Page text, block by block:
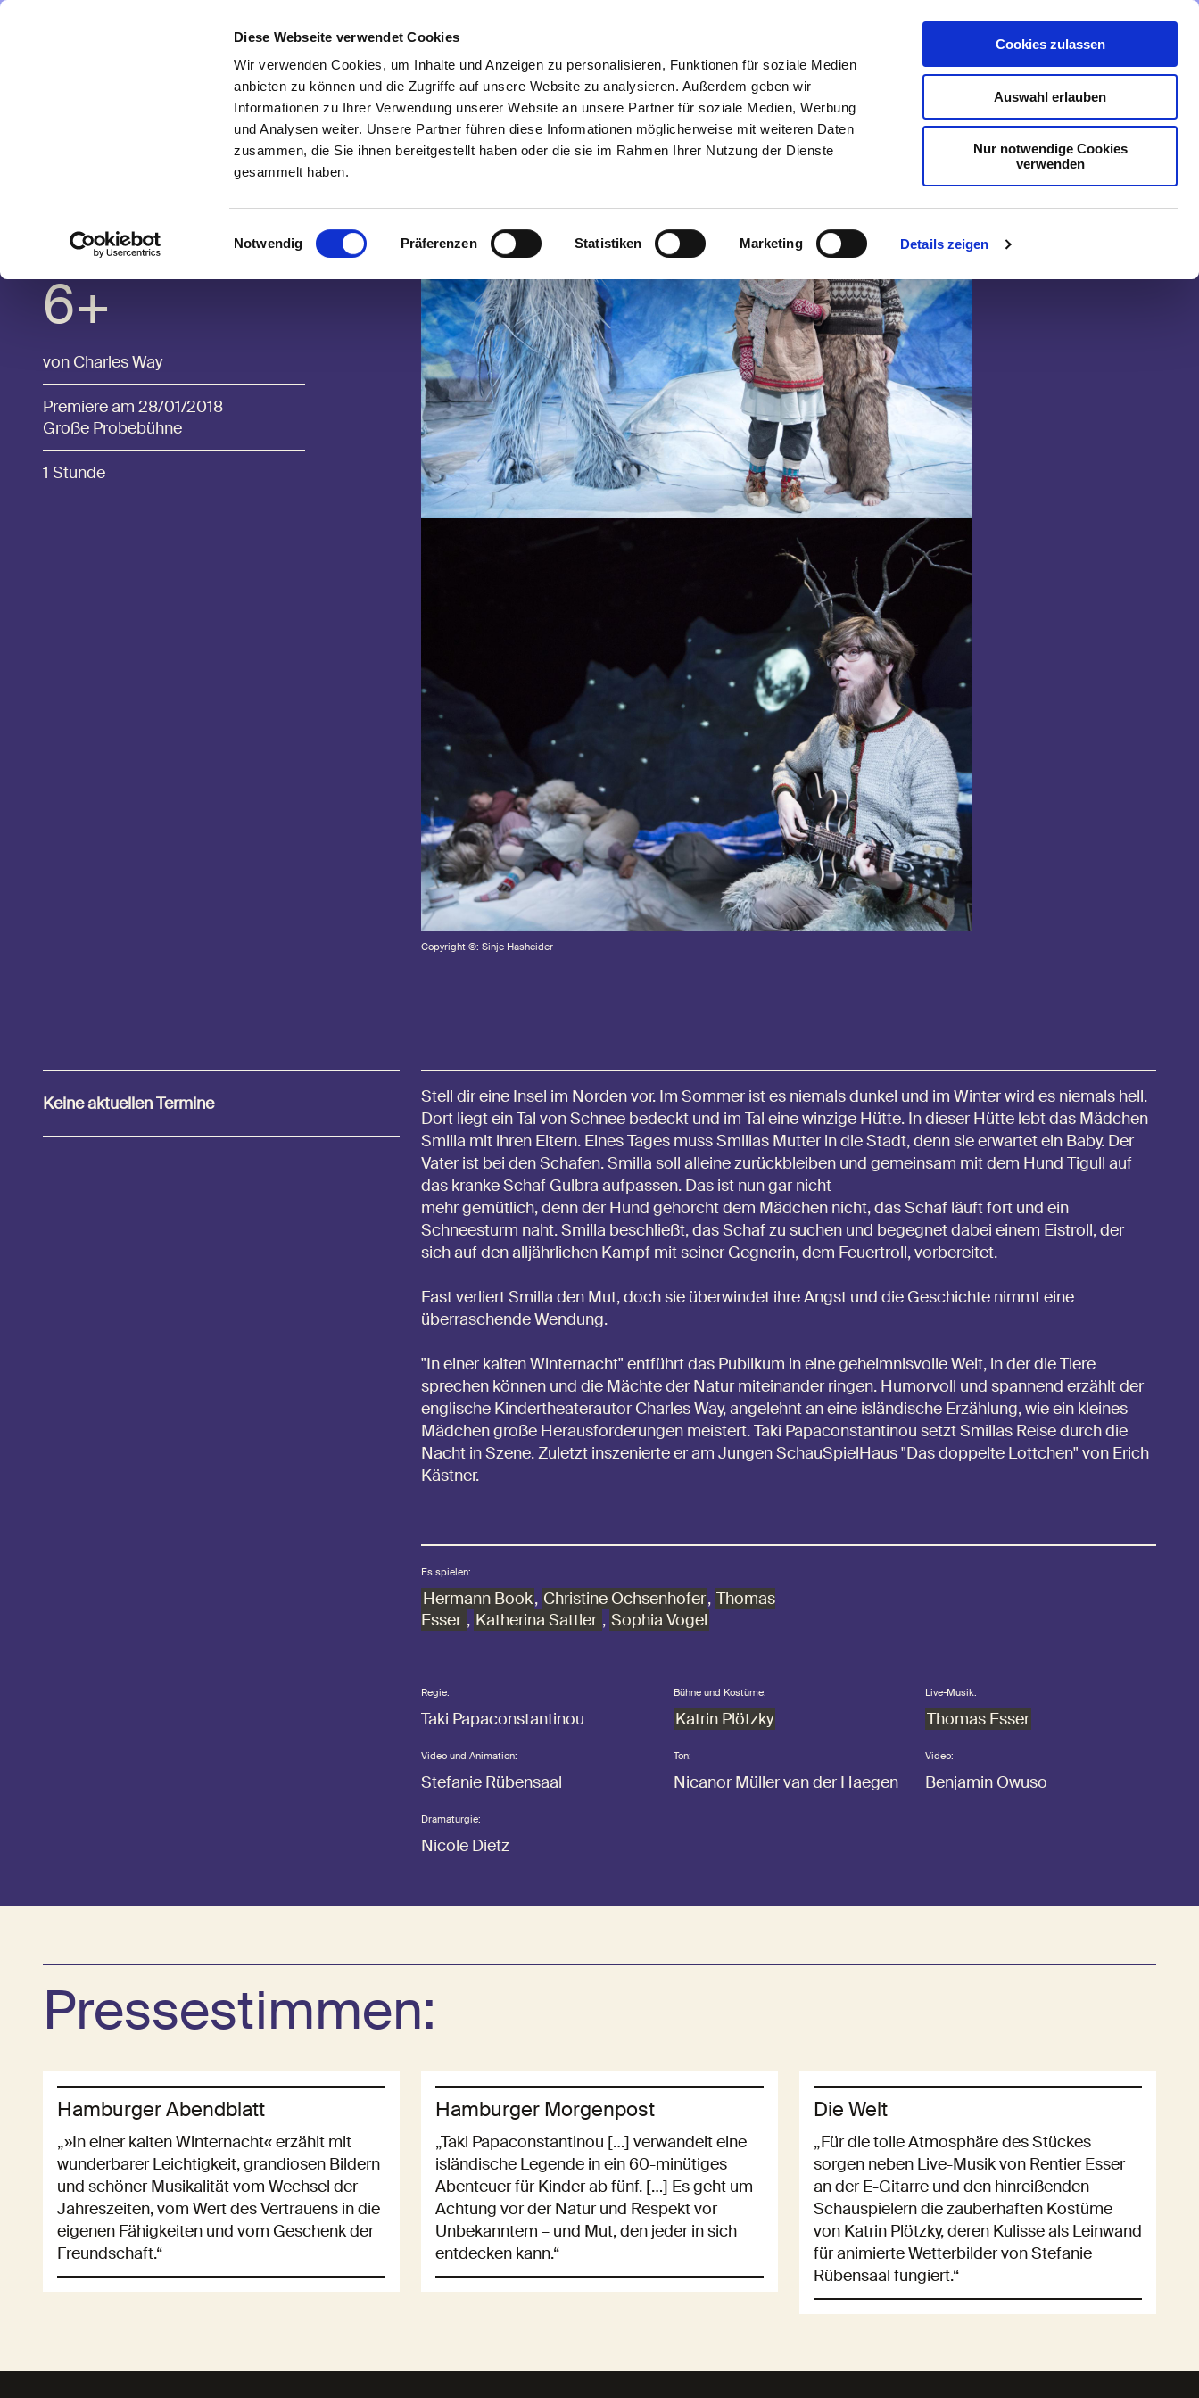
Diese Webseite verwendet Cookies
Wir verwenden Cookies, um Inhalte und Anzeigen zu personalisieren, Funktionen für soziale Medien
anbieten zu können und die Zugriffe auf unsere Website zu analysieren. Außerdem geben wir
Informationen zu Ihrer Verwendung unserer Website an unsere Partner für soziale Medien, Werbung
und Analysen weiter. Unsere Partner führen diese Informationen möglicherweise mit weiteren Daten
zusammen, die Sie ihnen bereitgestellt haben oder die sie im Rahmen Ihrer Nutzung der Dienste
gesammelt haben.
Einwilligungsauswahl
Notwendig Präferenzen Statistiken Marketing Details zeigen
Cookies zulassen
Auswahl erlauben
Nur notwendige Cookies
verwenden
Direkt zum Inhalt
Spielplan Toggle search input Suche Anmelden Anmeldung
In einer kalten
Winternacht
6+
von Charles Way
Premiere am 28/01/2018
Große Probebühne
1 Stunde
Copyright ©: Sinje Hasheider
Keine aktuellen Termine
Stell dir eine Insel im Norden vor. Im Sommer ist es niemals dunkel und im Winter wird es niemals hell.
Dort liegt ein Tal von Schnee bedeckt und im Tal eine winzige Hütte. In dieser Hütte lebt das Mädchen
Smilla mit ihren Eltern. Eines Tages muss Smillas Mutter in die Stadt, denn sie erwartet ein Baby. Der
Vater ist bei den Schafen. Smilla soll alleine zurückbleiben und gemeinsam mit dem Hund Tigull auf
das kranke Schaf Gulbra aufpassen. Das ist nun gar nicht
mehr gemütlich, denn der Hund gehorcht dem Mädchen nicht, das Schaf läuft fort und ein
Schneesturm naht. Smilla beschließt, das Schaf zu suchen und begegnet dabei einem Eistroll, der
sich auf den alljährlichen Kampf mit seiner Gegnerin, dem Feuertroll, vorbereitet.
Fast verliert Smilla den Mut, doch sie überwindet ihre Angst und die Geschichte nimmt eine
überraschende Wendung.
"In einer kalten Winternacht" entführt das Publikum in eine geheimnisvolle Welt, in der die Tiere
sprechen können und die Mächte der Natur miteinander ringen. Humorvoll und spannend erzählt der
englische Kindertheaterautor Charles Way, angelehnt an eine isländische Erzählung, wie ein kleines
Mädchen große Herausforderungen meistert. Taki Papaconstantinou setzt Smillas Reise durch die
Nacht in Szene. Zuletzt inszenierte er am Jungen SchauSpielHaus "Das doppelte Lottchen" von Erich
Kästner.
Es spielen:
Hermann Book, Christine Ochsenhofer, Thomas
Esser , Katherina Sattler , Sophia Vogel
Regie:
Taki Papaconstantinou
Bühne und Kostüme:
Katrin Plötzky
Live-Musik:
Thomas Esser
Video und Animation:
Stefanie Rübensaal
Ton:
Nicanor Müller van der Haegen
Video:
Benjamin Owuso
Dramaturgie:
Nicole Dietz
Pressestimmen:
Hamburger Abendblatt
„»In einer kalten Winternacht« erzählt mit
wunderbarer Leichtigkeit, grandiosen Bildern
und schöner Musikalität vom Wechsel der
Jahreszeiten, vom Wert des Vertrauens in die
eigenen Fähigkeiten und vom Geschenk der
Freundschaft.“
Hamburger Morgenpost
„Taki Papaconstantinou […] verwandelt eine
isländische Legende in ein 60-minütiges
Abenteuer für Kinder ab fünf. […] Es geht um
Achtung vor der Natur und Respekt vor
Unbekanntem – und Mut, den jeder in sich
entdecken kann.“
Die Welt
„Für die tolle Atmosphäre des Stückes
sorgen neben Live-Musik von Rentier Esser
an der E-Gitarre und den hinreißenden
Schauspielern die zauberhaften Kostüme
von Katrin Plötzky, deren Kulisse als Leinwand
für animierte Wetterbilder von Stefanie
Rübensaal fungiert.“